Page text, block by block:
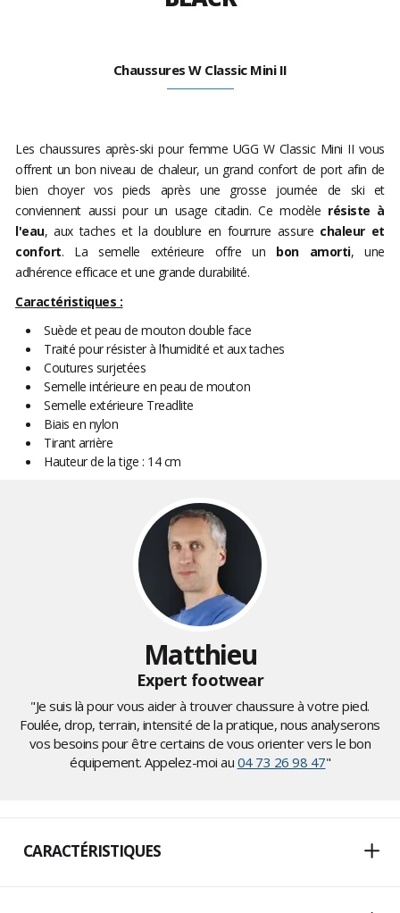
Chaussures W Classic Mini II
Les chaussures après-ski pour femme UGG W Classic Mini II vous
offrent un bon niveau de chaleur, un grand confort de port afin de
bien choyer vos pieds après une grosse journée de ski et
conviennent aussi pour un usage citadin. Ce modèle résiste à
l'eau, aux taches et la doublure en fourrure assure chaleur et
confort. La semelle extérieure offre un bon amorti, une
adhérence efficace et une grande durabilité.
Caractéristiques :
Suède et peau de mouton double face
Traité pour résister à l’humidité et aux taches
Coutures surjetées
Semelle intérieure en peau de mouton
Semelle extérieure Treadlite
Biais en nylon
Tirant arrière
Hauteur de la tige : 14 cm
Matthieu
Expert footwear
"Je suis là pour vous aider à trouver chaussure à votre pied.
Foulée, drop, terrain, intensité de la pratique, nous analyserons
vos besoins pour être certains de vous orienter vers le bon
équipement. Appelez-moi au 04 73 26 98 47"
CARACTÉRISTIQUES